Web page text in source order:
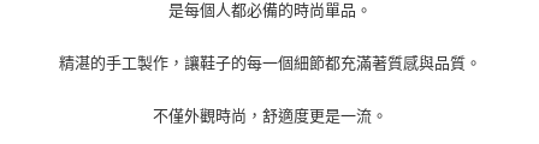
是每個人都必備的時尚單品。
精湛的手工製作，讓鞋子的每一個細節都充滿著質感與品質。
不僅外觀時尚，舒適度更是一流。